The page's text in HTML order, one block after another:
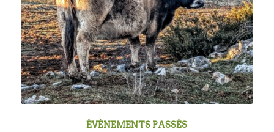
ÉVÈNEMENTS PASSÉS